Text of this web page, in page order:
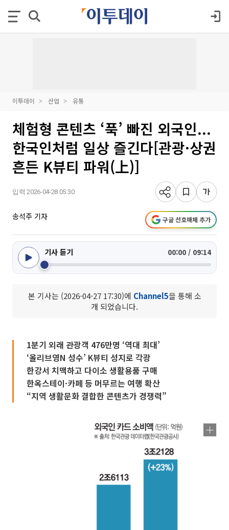
이투데이 산업 유통
체험형 콘텐츠 ‘푹’ 빠진 외국인...
한국인처럼 일상 즐긴다[관광·상권
흔든 K뷰티 파워(上)]
입력 2026-04-28 05:30
송석주 기자 구글 선호매체 추가
기사 듣기 00:00 / 09:14
본 기사는 (2026-04-27 17:30)에 Channel5을 통해 소
개 되었습니다.
1분기 외래 관광객 476만명 ‘역대 최대’
‘올리브영N 성수’ K뷰티 성지로 각광
한강서 치맥하고 다이소 생활용품 구매
한옥스테이·카페 등 머무르는 여행 확산
“지역 생활문화 결합한 콘텐츠가 경쟁력”